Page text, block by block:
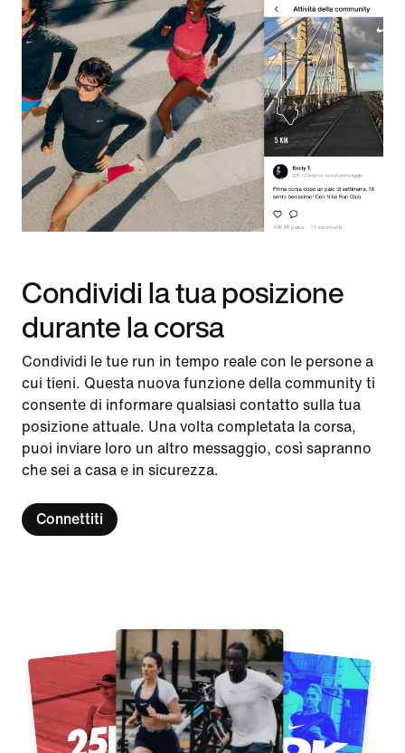
Condividi la tua posizione
durante la corsa
Condividi le tue run in tempo reale con le persone a
cui tieni. Questa nuova funzione della community ti
consente di informare qualsiasi contatto sulla tua
posizione attuale. Una volta completata la corsa,
puoi inviare loro un altro messaggio, così sapranno
che sei a casa e in sicurezza.
Connettiti